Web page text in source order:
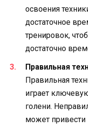
освоения
достаточное
тренировок,
достаточно
Правильная
Правильная
играет
голени.
может